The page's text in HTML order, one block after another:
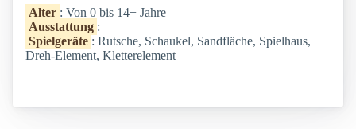
Alter : Von 0 bis 14+ Jahre
Ausstattung :
Spielgeräte : Rutsche, Schaukel, Sandfläche, Spielhaus,
Dreh-Element, Kletterelement